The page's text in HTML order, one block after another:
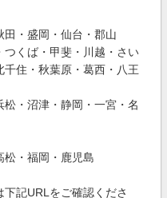
田・盛岡・仙台・郡山
つくば・甲斐・川越・さい
住・秋葉原・葛西・八王
松・沼津・静岡・一宮・名
松・福岡・鹿児島
記URLをご確認くださ